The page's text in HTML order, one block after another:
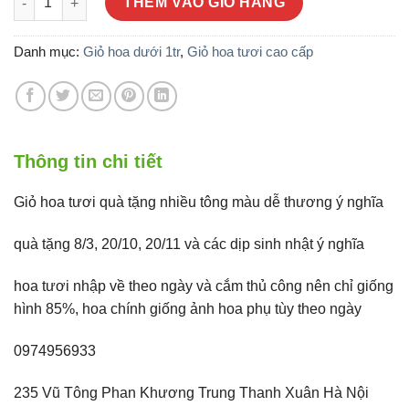
là:
1.500.000 ₫.
tại
là:
800.000 ₫.
Danh mục: Giỏ hoa dưới 1tr, Giỏ hoa tươi cao cấp
Thông tin chi tiết
Giỏ hoa tươi quà tặng nhiều tông màu dễ thương ý nghĩa
quà tặng 8/3, 20/10, 20/11 và các dịp sinh nhật ý nghĩa
hoa tươi nhập về theo ngày và cắm thủ công nên chỉ giống
hình 85%, hoa chính giống ảnh hoa phụ tùy theo ngày
0974956933
235 Vũ Tông Phan Khương Trung Thanh Xuân Hà Nội